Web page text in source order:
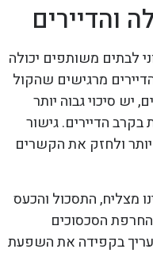
והדיירים
לבתים משותפים יכולה
מרגישים שהקול
סיכוי גבוה יותר
הדיירים. גישור
ולחזק את הקשרים
מצליח, התסכול והכעס
הסכסוכים
בקפידה את השפעת